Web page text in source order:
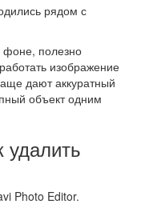
рядом с
фоне, полезно
изображение
дают аккуратный
объект одним
удалить
Photo Editor.